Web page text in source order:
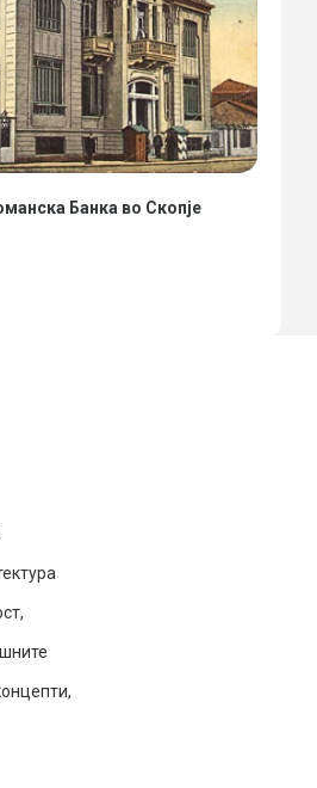
Банка во Скопје